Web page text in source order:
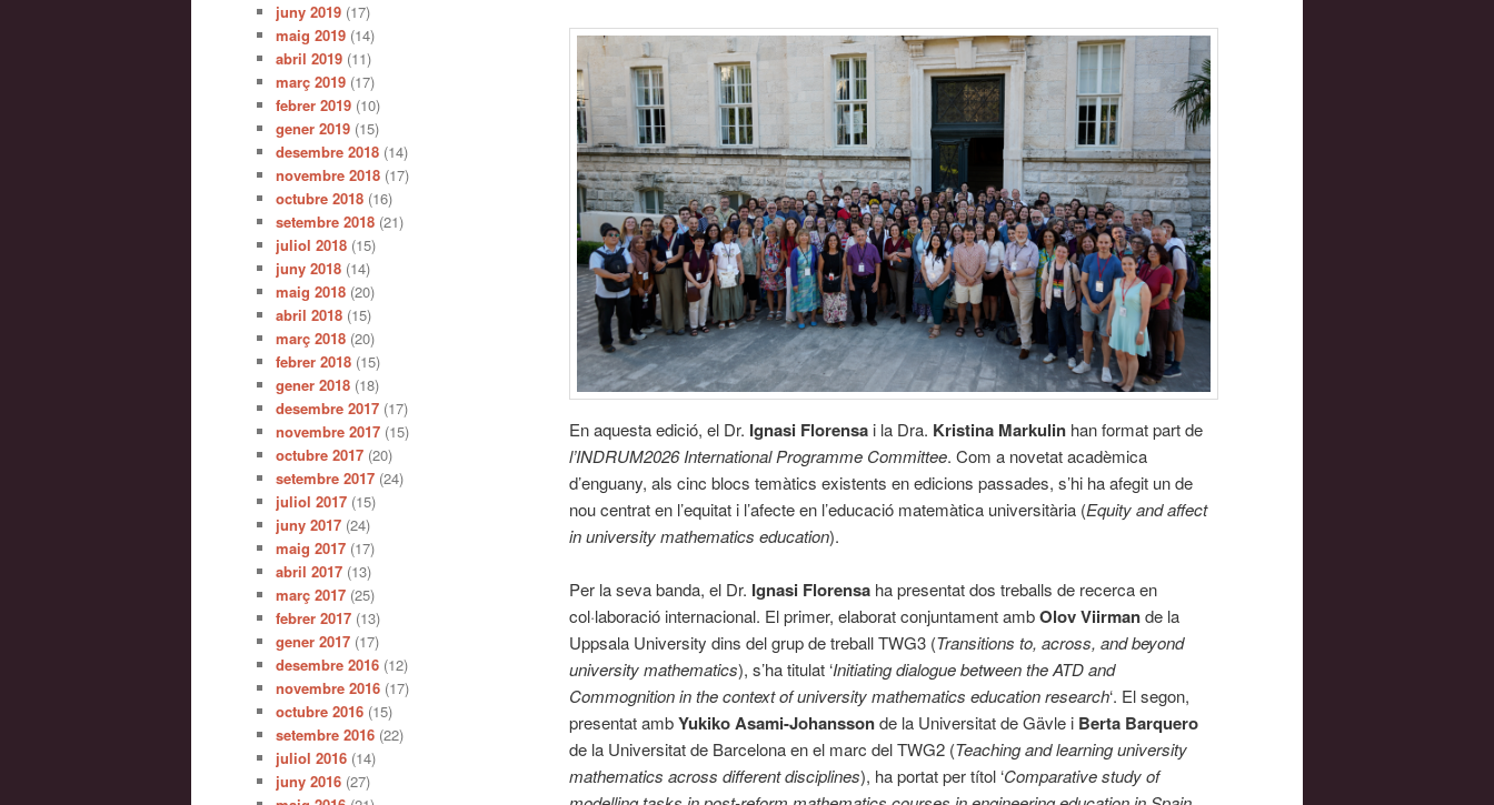
En aquesta edició, el Dr. Ignasi Florensa i la Dra. Kristina Markulin han format part de
l’INDRUM2026 International Programme Committee. Com a novetat acadèmica
d’enguany, als cinc blocs temàtics existents en edicions passades, s’hi ha afegit un de
nou centrat en l’equitat i l’afecte en l’educació matemàtica universitària (Equity and affect
in university mathematics education).
Per la seva banda, el Dr. Ignasi Florensa ha presentat dos treballs de recerca en
col·laboració internacional. El primer, elaborat conjuntament ambOlov Viirmande la
Uppsala University dins del grup de treball TWG3 (Transitions to, across, and beyond
university mathematics), s’ha titulat ‘Initiating dialogue between the ATD and
Commognition in the context of university mathematics education research‘. El segon,
presentat ambYukiko Asami-Johanssonde la Universitat de Gävle i Berta Barquero
de la Universitat de Barcelona en el marc del TWG2 (Teaching and learning university
mathematics across different disciplines), ha portat per títol ‘Comparative study of
juny 2019 (17)
maig 2019 (14)
abril 2019 (11)
març 2019 (17)
febrer 2019 (10)
gener 2019 (15)
desembre 2018 (14)
novembre 2018 (17)
octubre 2018 (16)
setembre 2018 (21)
juliol 2018 (15)
juny 2018 (14)
maig 2018 (20)
abril 2018 (15)
març 2018 (20)
febrer 2018 (15)
gener 2018 (18)
desembre 2017 (17)
novembre 2017 (15)
octubre 2017 (20)
setembre 2017 (24)
juliol 2017 (15)
juny 2017 (24)
maig 2017 (17)
abril 2017 (13)
març 2017 (25)
febrer 2017 (13)
gener 2017 (17)
desembre 2016 (12)
novembre 2016 (17)
octubre 2016 (15)
setembre 2016 (22)
juliol 2016 (14)
juny 2016 (27)